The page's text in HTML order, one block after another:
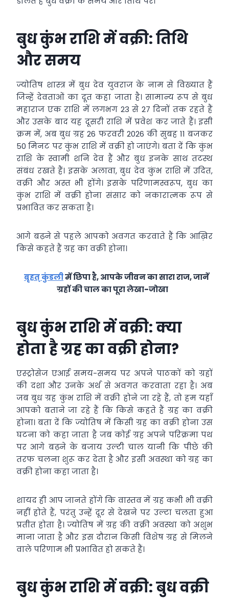
बुध कुंभ राशि में वक्री: तिथि
और समय
ज्योतिष शास्त्र में बुध देव युवराज के नाम से विख्यात हैं
जिन्हें देवताओं का दूत कहा जाता है। सामान्य रूप से बुध
महाराज एक राशि में लगभग 23 से 27 दिनों तक रहते हैं
और उसके बाद यह दूसरी राशि में प्रवेश कर जाते हैं। इसी
क्रम में, अब बुध ग्रह 26 फरवरी 2026 की सुबह 11 बजकर
50 मिनट पर कुंभ राशि में वक्री हो जाएंगे। बता दें कि कुंभ
राशि के स्वामी शनि देव हैं और बुध इनके साथ तटस्थ
संबंध रखते हैं। इसके अलावा, बुध देव कुंभ राशि में उदित,
वक्री और अस्त भी होंगे। इसके परिणामस्वरूप, बुध का
कुंभ राशि में वक्री होना संसार को नकारात्मक रूप से
प्रभावित कर सकता है।
आगे बढ़ने से पहले आपको अवगत करवाते हैं कि आख़िर
किसे कहते हैं ग्रह का वक्री होना।
बृहत् कुंडलीमें छिपा है, आपके जीवन का सारा राज, जानें
ग्रहों की चाल का पूरा लेखा-जोखा
बुध कुंभ राशि में वक्री: क्या
होता है ग्रह का वक्री होना?
एस्ट्रोसेज एआई समय-समय पर अपने पाठकों को ग्रहों
की दशा और उनके अर्थ से अवगत करवाता रहा है। अब
जब बुध ग्रह कुंभ राशि में वक्री होने जा रहे हैं, तो हम यहाँ
आपको बताने जा रहे हैं कि किसे कहते हैं ग्रह का वक्री
होना। बता दें कि ज्योतिष में किसी ग्रह का वक्री होना उस
घटना को कहा जाता है जब कोई ग्रह अपने परिक्रमा पथ
पर आगे बढ़ने के बजाय उल्टी चाल यानी कि पीछे की
तरफ चलना शुरू कर देता है और इसी अवस्था को ग्रह का
वक्री होना कहा जाता है।
शायद ही आप जानते होंगे कि वास्तव में ग्रह कभी भी वक्री
नहीं होते हैं, परंतु उन्हें दूर से देखने पर उल्टा चलता हुआ
प्रतीत होता है। ज्योतिष में ग्रह की वक्री अवस्था को अशुभ
माना जाता है और इस दौरान किसी विशेष ग्रह से मिलने
वाले परिणाम भी प्रभावित हो सकते हैं।
बुध कुंभ राशि में वक्री:बुध वक्री